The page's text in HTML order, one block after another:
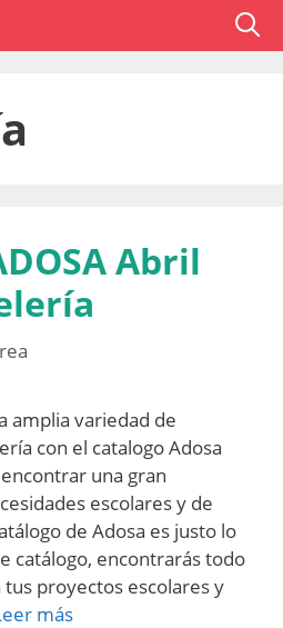
Abril
amplia variedad de
con el catalogo Adosa
una gran
escolares y de
de Adosa es justo lo
catálogo, encontrarás todo
proyectos escolares y
más